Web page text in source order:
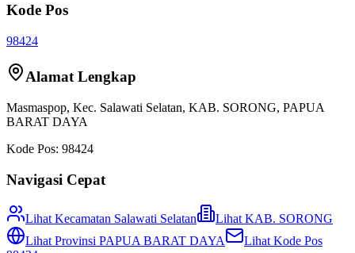
Kode Pos
98424
Alamat Lengkap
Masmaspop, Kec. Salawati Selatan, KAB. SORONG, PAPUA
BARAT DAYA
Kode Pos: 98424
Navigasi Cepat
Lihat Kecamatan Salawati Selatan Lihat KAB. SORONG
Lihat Provinsi PAPUA BARAT DAYA
Lihat Kode Pos